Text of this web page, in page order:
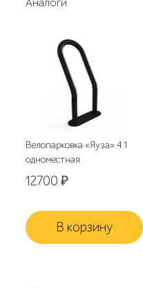
Аналоги
Велопарковка «Яуза» 4.1
одноместная
12700₽
В корзину